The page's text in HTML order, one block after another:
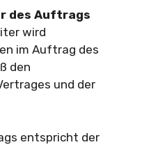
des Auftrags
wird
im Auftrag des
den
und der
entspricht der